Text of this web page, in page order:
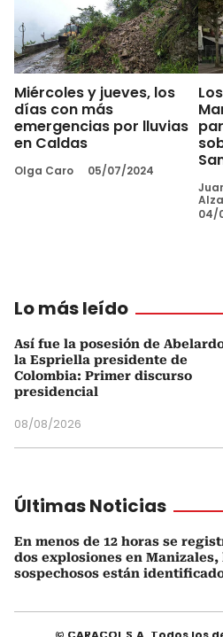
Miércoles y jueves, los
días con más
emergencias por lluvias
en Caldas
Olga Caro 05/07/2024
04/
Lo más leído
Así fue la posesión de
la Espriella presidente de
Colombia: Primer discurso
presidencial
08/08/2026
Últimas Noticias
En menos de 12 horas se
dos explosiones en Manizales,
sospechosos están